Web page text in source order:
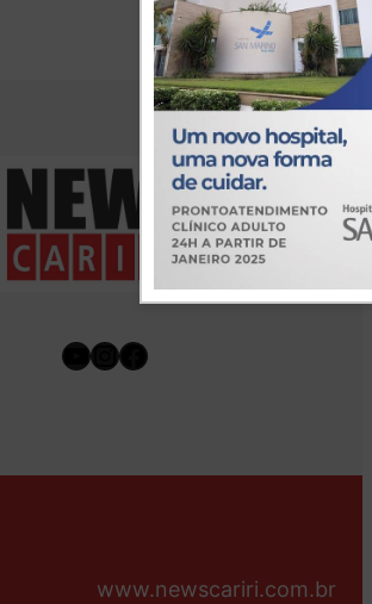
Youtube
Instagram
Facebook
www.newscariri.com.br